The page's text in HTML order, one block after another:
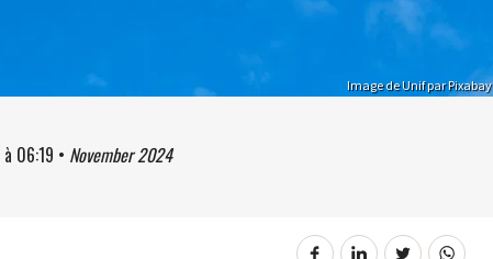
Image de Unif par Pixabay
à 06:19 • November 2024